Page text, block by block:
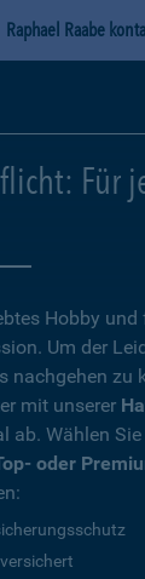
Raphael Raabe
Für
Hobby
Um der
nachgehen zu
mit unserer
ab. Wählen
oder